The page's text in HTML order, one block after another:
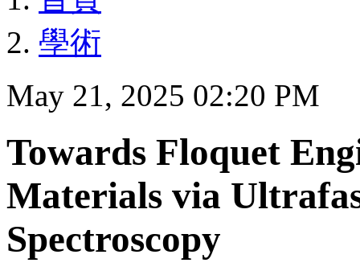
學術
May 21, 2025 02:20 PM
Towards Floquet
Materials via
Spectroscopy